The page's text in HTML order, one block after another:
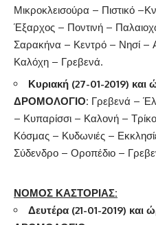
Μικροκλεισούρα – Πιστικό
Έξαρχος – Ποντινή –
Σαρακήνα – Κεντρό – Νησί –
Καλόχη – Γρεβενά.
Κυριακή (27-01-2019)
ΔΡΟΜΟΛΟΓΙΟ: Γρεβενά –
– Κυπαρίσσι – Καλονή –
Κόσμας – Κυδωνιές –
Σύδενδρο – Οροπέδιο –
ΝΟΜΟΣ ΚΑΣΤΟΡΙΑΣ:
Δευτέρα (21-01-2019) και